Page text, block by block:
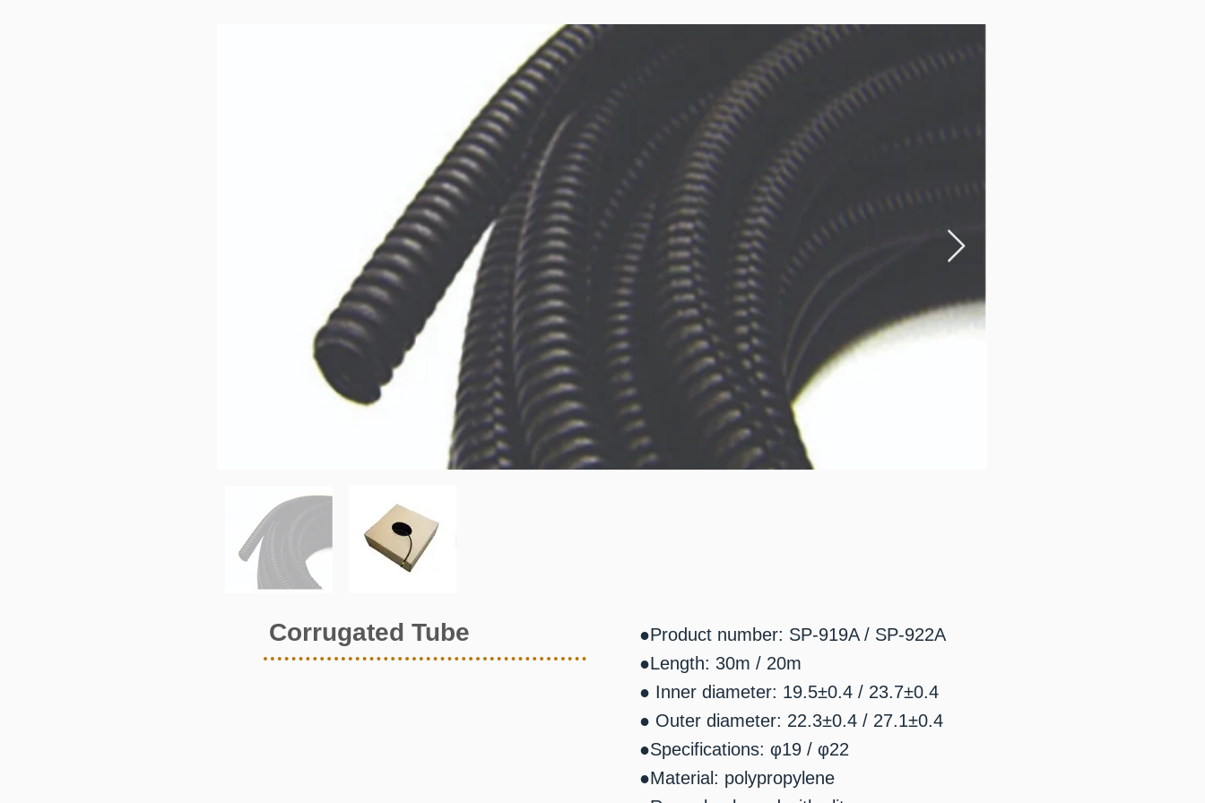
Corrugated Tube
●Product number: SP-919A / SP-922A
●Length: 30m / 20m
● Inner diameter: 19.5±0.4 / 23.7±0.4
● Outer diameter: 22.3±0.4 / 27.1±0.4
●Specifications: φ19 / φ22
●Material: polypropylene